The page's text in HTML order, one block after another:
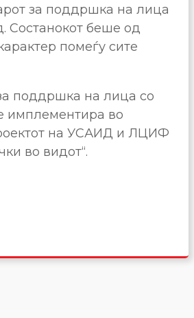
за поддршка на лица
Состанокот беше од
помеѓу сите
на лица со
имплементира во
на УСАИД и ЛЦИФ
во видот“.